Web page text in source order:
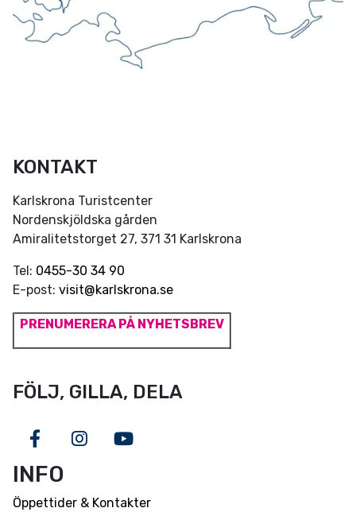
KONTAKT
Karlskrona Turistcenter
Nordenskjöldska gården
Amiralitetstorget 27, 371 31 Karlskrona
Tel: 0455-30 34 90
E-post: visit@karlskrona.se
PRENUMERERA PÅ NYHETSBREV
FÖLJ, GILLA, DELA
FacebookInstagram
Youtube
INFO
Öppettider & Kontakter